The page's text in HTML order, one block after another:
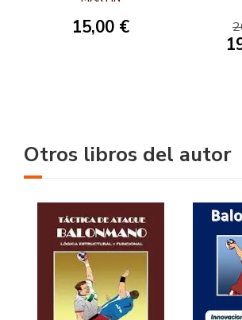
15,00 €
Otros libros del autor